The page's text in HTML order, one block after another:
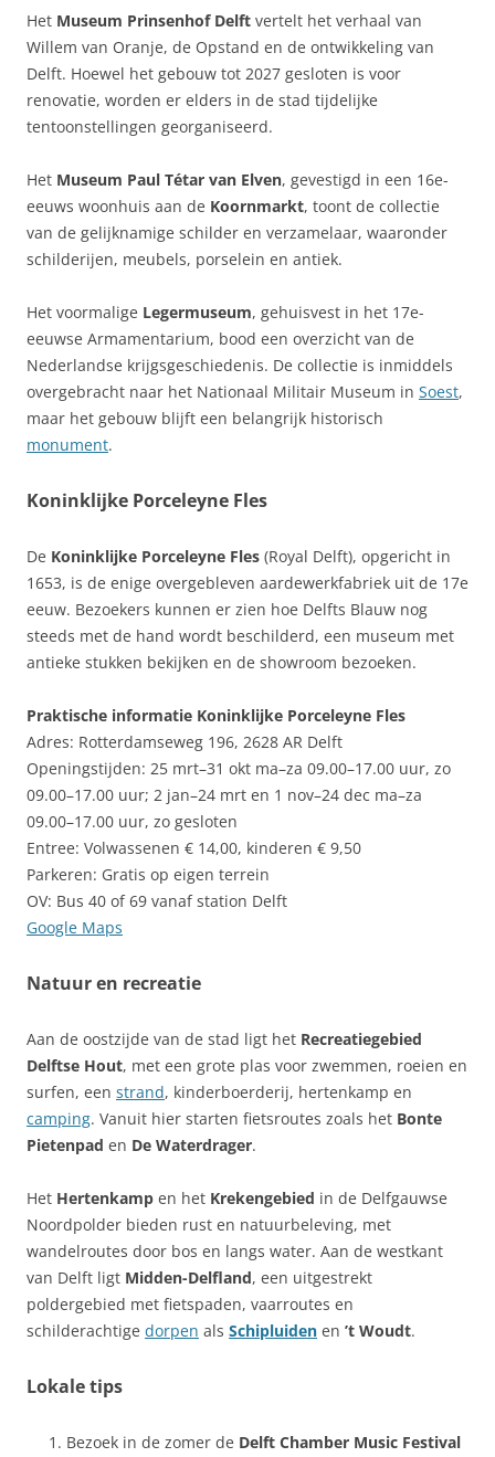
Het Museum Prinsenhof Delft vertelt het verhaal van
Willem van Oranje, de Opstand en de ontwikkeling van
Delft. Hoewel het gebouw tot 2027 gesloten is voor
renovatie, worden er elders in de stad tijdelijke
tentoonstellingen georganiseerd.
Het Museum Paul Tétar van Elven, gevestigd in een 16e-
eeuws woonhuis aan de Koornmarkt, toont de collectie
van de gelijknamige schilder en verzamelaar, waaronder
schilderijen, meubels, porselein en antiek.
Het voormalige Legermuseum, gehuisvest in het 17e-
eeuwse Armamentarium, bood een overzicht van de
Nederlandse krijgsgeschiedenis. De collectie is inmiddels
overgebracht naar het Nationaal Militair Museum in Soest,
maar het gebouw blijft een belangrijk historisch
monument.
Koninklijke Porceleyne Fles
De Koninklijke Porceleyne Fles (Royal Delft), opgericht in
1653, is de enige overgebleven aardewerkfabriek uit de 17e
eeuw. Bezoekers kunnen er zien hoe Delfts Blauw nog
steeds met de hand wordt beschilderd, een museum met
antieke stukken bekijken en de showroom bezoeken.
Praktische informatie Koninklijke Porceleyne Fles
Adres: Rotterdamseweg 196, 2628 AR Delft
Openingstijden: 25 mrt–31 okt ma–za 09.00–17.00 uur, zo
09.00–17.00 uur; 2 jan–24 mrt en 1 nov–24 dec ma–za
09.00–17.00 uur, zo gesloten
Entree: Volwassenen € 14,00, kinderen € 9,50
Parkeren: Gratis op eigen terrein
OV: Bus 40 of 69 vanaf station Delft
Google Maps
Natuur en recreatie
Aan de oostzijde van de stad ligt het Recreatiegebied
Delftse Hout, met een grote plas voor zwemmen, roeien en
surfen, een strand, kinderboerderij, hertenkamp en
camping. Vanuit hier starten fietsroutes zoals het Bonte
Pietenpad en De Waterdrager.
Het Hertenkamp en het Krekengebied in de Delfgauwse
Noordpolder bieden rust en natuurbeleving, met
wandelroutes door bos en langs water. Aan de westkant
van Delft ligt Midden-Delfland, een uitgestrekt
poldergebied met fietspaden, vaarroutes en
schilderachtige dorpen als Schipluiden en ’t Woudt.
Lokale tips
Bezoek in de zomer de Delft Chamber Music Festival